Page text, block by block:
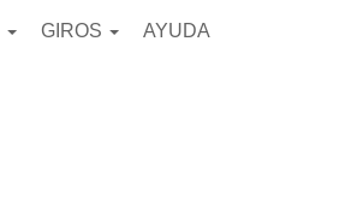
GIROS AYUDA